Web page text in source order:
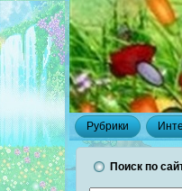
Рубрики
Поиск по